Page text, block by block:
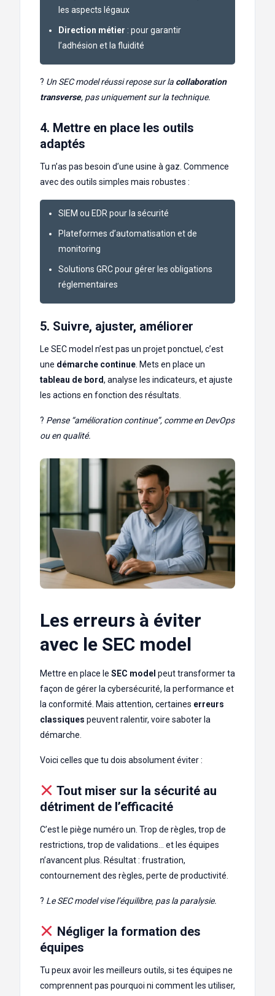
les aspects légaux
Direction métier : pour garantir
l’adhésion et la fluidité
? Un SEC model réussi repose sur la collaboration
transverse, pas uniquement sur la technique.
4. Mettre en place les outils
adaptés
Tu n’as pas besoin d’une usine à gaz. Commence
avec des outils simples mais robustes :
SIEM ou EDR pour la sécurité
Plateformes d’automatisation et de
monitoring
Solutions GRC pour gérer les obligations
réglementaires
5. Suivre, ajuster, améliorer
Le SEC model n’est pas un projet ponctuel, c’est
une démarche continue . Mets en place un
tableau de bord, analyse les indicateurs, et ajuste
les actions en fonction des résultats.
? Pense “amélioration continue”, comme en DevOps
ou en qualité.
Les erreurs à éviter
avec le SEC model
Mettre en place le SEC model peut transformer ta
façon de gérer la cybersécurité, la performance et
la conformité. Mais attention, certaines erreurs
classiques peuvent ralentir, voire saboter la
démarche.
Voici celles que tu dois absolument éviter :
Tout miser sur la sécurité au
détriment de l’efficacité
C’est le piège numéro un. Trop de règles, trop de
restrictions, trop de validations… et les équipes
n’avancent plus. Résultat : frustration,
contournement des règles, perte de productivité.
? Le SEC model vise l’équilibre, pas la paralysie.
Négliger la formation des
équipes
Tu peux avoir les meilleurs outils, si tes équipes ne
comprennent pas pourquoi ni comment les utiliser,